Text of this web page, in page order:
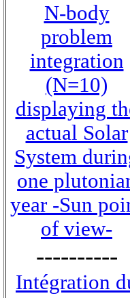
N-body
problem
integration
(N=10)
displaying
actual Solar
System
one
year -Sun
of view-
----------
Intégration